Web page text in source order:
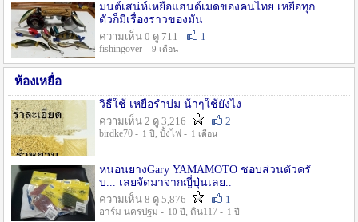
มนต์เสน่ห์เหยื่อแฮนด์เมดของคนไทย เหยื่อทุก
ตัวก็มีเรื่องราวของมัน
ความเห็น 0 ดู 711
1
fishingover - 9 เดือน
ห้องเหยื่อ
วิธืใช้ เหยื่อรำบ่ม น้าๆใช้ยังไง
ความเห็น 2 ดู 3,216
2
birdke70 - 1 ปี , บั้งไฟ - 1 เดือน
หนอนยางGary YAMAMOTO ชอบส่วนตัวครั
บ... เลยจัดมาจากญี่ปุ่นเลย..
ความเห็น 8 ดู 5,876
1
อาร์ม นครปฐม - 10 ปี , ดิน117 - 1 ปี